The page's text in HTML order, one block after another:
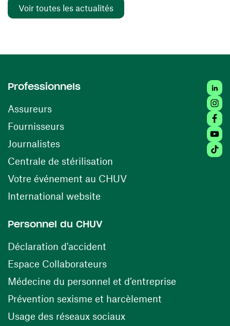
Voir toutes les actualités
Professionnels
Assureurs
Fournisseurs(ouvre une nouvelle fenêtre)
Journalistes
Centrale de stérilisation (ouvre une nouvelle
Votre événement au CHUV(ouvre une nouvelle
International website
Personnel du CHUV
Déclaration d'accident
Espace Collaborateurs(ouvre une nouvelle fenêtre)
Médecine du personnel et d’entreprise
Prévention sexisme et harcèlement
Usage des réseaux sociaux(ouvre une nouvelle